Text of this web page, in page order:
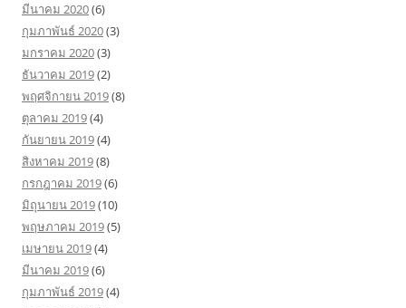
มีนาคม 2020(6)
กุมภาพันธ์ 2020(3)
มกราคม 2020(3)
ธันวาคม 2019(2)
พฤศจิกายน 2019(8)
ตุลาคม 2019(4)
กันยายน 2019(4)
สิงหาคม 2019(8)
กรกฎาคม 2019(6)
มิถุนายน 2019(10)
พฤษภาคม 2019(5)
เมษายน 2019(4)
มีนาคม 2019(6)
กุมภาพันธ์ 2019(4)